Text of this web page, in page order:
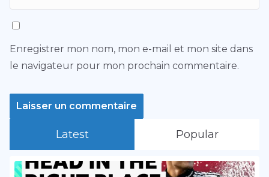
Enregistrer mon nom, mon e-mail et mon site dans
le navigateur pour mon prochain commentaire.
Latest Popular